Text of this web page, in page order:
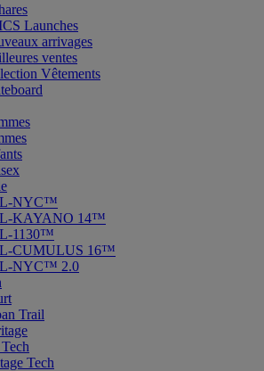
Launches
arrivages
ventes
Vêtements
NYC™
KAYANO 14™
1130™
CUMULUS 16™
NYC™ 2.0
Trail
Tech